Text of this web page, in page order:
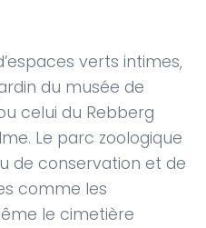
verts intimes,
du musée de
celui du Rebberg
Le parc zoologique
de conservation et de
comme les
le cimetière